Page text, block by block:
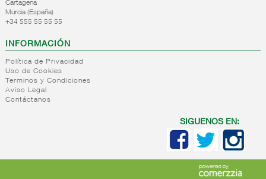
Cartagena
Murcia (España)
+34 555 55 55 55
INFORMACIÓN
Política de Privacidad
Uso de Cookies
Terminos y Condiciones
Aviso Legal
Contáctanos
SIGUENOS EN: